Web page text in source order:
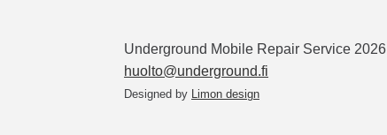
Underground Mobile Repair Service 2026
huolto@underground.fi
Designed by Limon design